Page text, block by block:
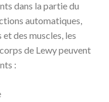
dans la partie du
automatiques,
des muscles, les
de Lewy peuvent
: